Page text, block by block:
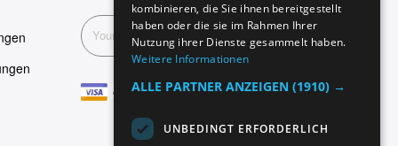
Abonnieren
kombinieren, die Sie ihnen bereitgestellt
haben oder die sie im Rahmen Ihrer
Nutzung ihrer Dienste gesammelt haben.
Weitere Informationen
ALLE PARTNER ANZEIGEN (1910) →
UNBEDINGT ERFORDERLICH